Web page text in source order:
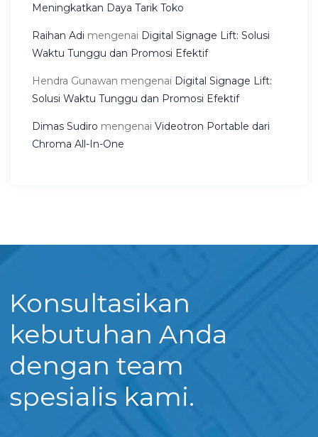
Meningkatkan Daya Tarik Toko
Raihan Adi mengenai Digital Signage Lift: Solusi
Waktu Tunggu dan Promosi Efektif
Hendra Gunawan mengenai Digital Signage Lift:
Solusi Waktu Tunggu dan Promosi Efektif
Dimas Sudiro mengenai Videotron Portable dari
Chroma All-In-One
Konsultasikan
kebutuhan Anda
dengan team
spesialis kami.